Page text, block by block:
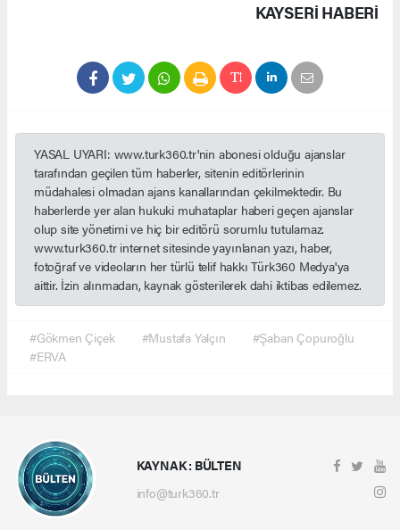
KAYSERI HABERİ
YASAL UYARI: www.turk360.tr'nin abonesi olduğu ajanslar
tarafından geçilen tüm haberler, sitenin editörlerinin
müdahalesi olmadan ajans kanallarından çekilmektedir. Bu
haberlerde yer alan hukuki muhataplar haberi geçen ajanslar
olup site yönetimi ve hiç bir editörü sorumlu tutulamaz.
www.turk360.tr internet sitesinde yayınlanan yazı, haber,
fotoğraf ve videoların her türlü telif hakkı Türk360 Medya'ya
aittir. İzin alınmadan, kaynak gösterilerek dahi iktibas edilemez.
#Gökmen Çiçek #Mustafa Yalçın
#Şaban Çopuroğlu
#ERVA
KAYNAK : BÜLTEN
info@turk360.tr